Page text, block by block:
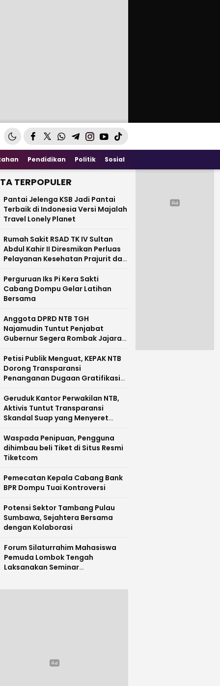
Pendidikan Politik Sosial
TERPOPULER
Pantai Jelenga KSB Jadi Pantai
Terbaik di Indonesia Versi Majalah
Travel Lonely Planet
Rumah Sakit RSAD TK IV Sultan
Abdul Kahir II Diresmikan Perluas
Pelayanan Kesehatan Prajurit dan
Perguruan Iks Pi Kera Sakti
Cabang Dompu Gelar Latihan
Bersama
Anggota DPRD NTB TGH
Najamudin Tuntut Penjabat
Gubernur Segera Rombak Jajaran
Petisi Publik Menguat, KEPAK NTB
Dorong Transparansi
Penanganan Dugaan Gratifikasi
Geruduk Kantor Perwakilan NTB,
Aktivis Tuntut Transparansi
Skandal Suap yang Menyeret
Waspada Penipuan, Pengguna
dihimbau beli Tiket di Situs Resmi
Tiketcom
Pemecatan Kepala Cabang Bank
BPR Dompu Tuai Kontroversi
Potensi Sektor Tambang Pulau
Sumbawa, Sejahtera Bersama
dengan Kolaborasi
Forum Silaturrahim Mahasiswa
Pemuda Lombok Tengah
Laksanakan Seminar